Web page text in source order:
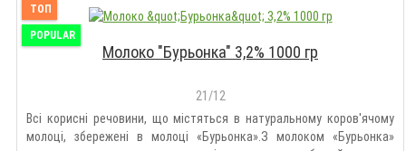
ТОП
POPULAR
Молоко "Бурьонка" 3,2% 1000 гр
21/12
Всі корисні речовини, що містяться в натуральному коров'ячому
молоці, збережені в молоці «Бурьонка».З молоком «Бурьонка»